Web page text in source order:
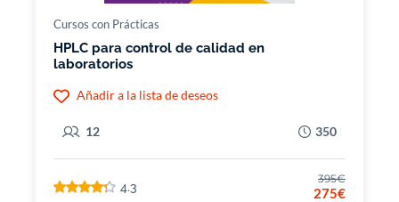
Cursos con Prácticas
HPLC para control de calidad en
laboratorios
Añadir a la lista de deseos
12 350
4.3
395€
275€